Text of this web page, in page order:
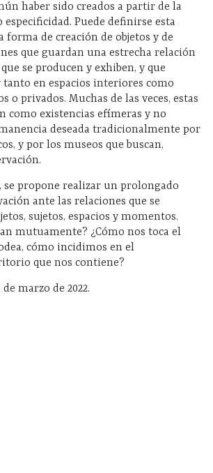
haber sido creados a partir de la
Puede definirse esta
forma de creación de objetos y de
que guardan una estrecha relación
se producen y exhiben, y que
tanto en espacios interiores como
o privados. Muchas de las veces, estas
como existencias efímeras y no
deseada tradicionalmente por
y por los museos que buscan,
se propone realizar un prolongado
ante las relaciones que se
sujetos, espacios y momentos.
mutuamente? ¿Cómo nos toca el
cómo incidimos en el
que nos contiene?
marzo de 2022.